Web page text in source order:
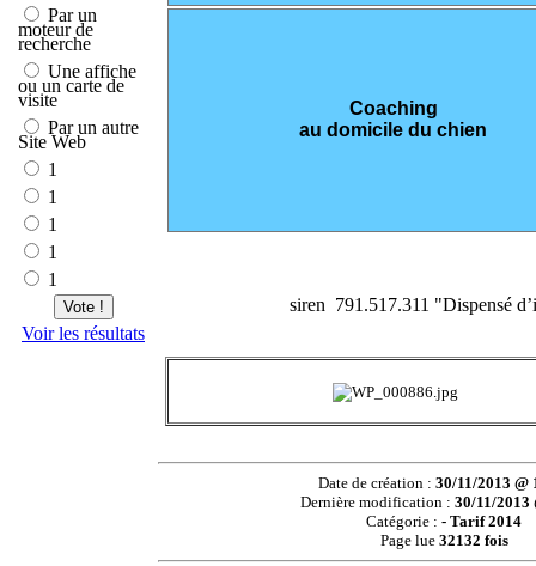
Par un
moteur de
recherche
Une affiche
ou un carte de
visite
Par un autre
Site Web
1
1
1
1
1
Vote !
Voir les résultats
Coaching
au domicile du chien
siren 791.517.311 "Dispensé
Date de création :30/11/2013 @
Dernière modification : 30/11/2013
Catégorie :- Tarif 2014
Page lue 32132 fois